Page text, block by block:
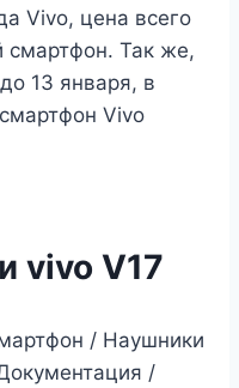
Vivo, цена всего
смартфон. Так же,
13 января, в
Vivo
vivo V17
/ Наушники
/